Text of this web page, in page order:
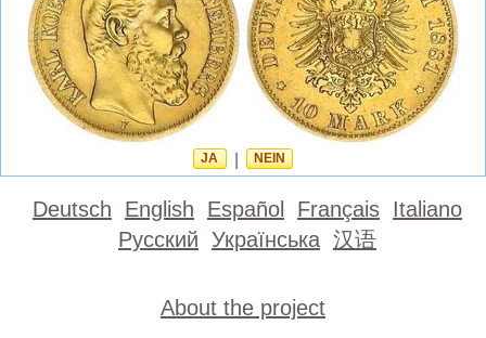
JA NEIN
Deutsch English Español Français Italiano
Русский Українська 汉语
About the project